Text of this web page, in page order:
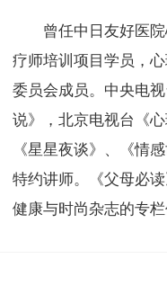
曾任中日友好医
疗师培训项目学员，
委员会成员。中央电
说》，北京电视台《
《星星夜谈》、《情
特约讲师。《父母必
健康与时尚杂志的专栏